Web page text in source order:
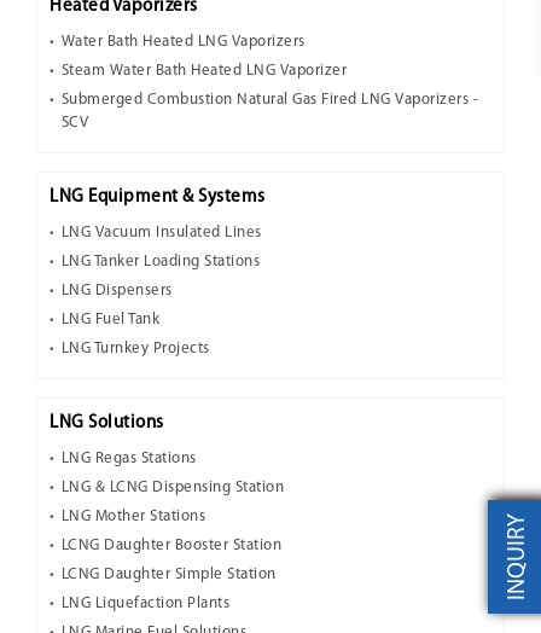
Heated Vaporizers
Water Bath Heated LNG Vaporizers
Steam Water Bath Heated LNG Vaporizer
Submerged Combustion Natural Gas Fired LNG Vaporizers -
SCV
LNG Equipment & Systems
LNG Vacuum Insulated Lines
LNG Tanker Loading Stations
LNG Dispensers
LNG Fuel Tank
LNG Turnkey Projects
LNG Solutions
LNG Regas Stations
LNG & LCNG Dispensing Station
LNG Mother Stations
LCNG Daughter Booster Station
LCNG Daughter Simple Station
LNG Liquefaction Plants
INQUIRY